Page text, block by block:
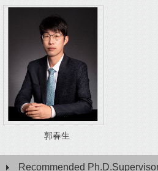
郭春生
Recommended